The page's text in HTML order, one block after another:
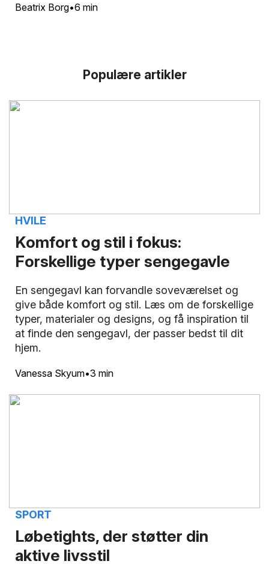
6 min
Beatrix Borg
Populære artikler
Komfort og stil i fokus:
Forskellige typer sengegavle
HVILE
3 min
En sengegavl kan forvandle soveværelset og
give både komfort og stil. Læs om de forskellige
typer, materialer og designs, og få inspiration til
at finde den sengegavl, der passer bedst til dit
hjem.
Vanessa Skyum
Løbetights, der støtter din
aktive livsstil
SPORT